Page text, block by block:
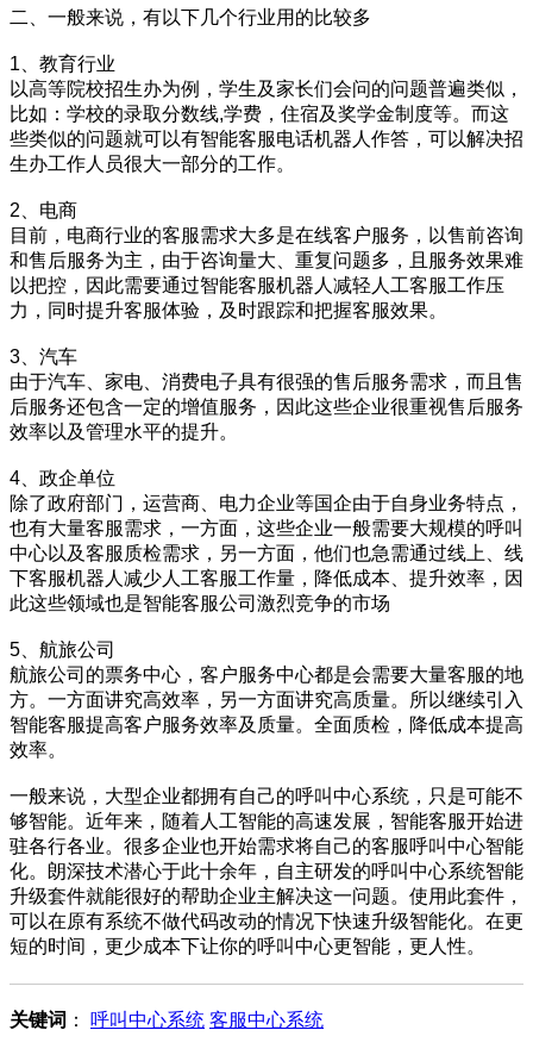
二、一般来说，有以下几个行业用的比较多
1、教育行业
以高等院校招生办为例，学生及家长们会问的问题普遍类似，
比如：学校的录取分数线,学费，住宿及奖学金制度等。而这
些类似的问题就可以有智能客服电话机器人作答，可以解决招
生办工作人员很大一部分的工作。
2、电商
目前，电商行业的客服需求大多是在线客户服务，以售前咨询
和售后服务为主，由于咨询量大、重复问题多，且服务效果难
以把控，因此需要通过智能客服机器人减轻人工客服工作压
力，同时提升客服体验，及时跟踪和把握客服效果。
3、汽车
由于汽车、家电、消费电子具有很强的售后服务需求，而且售
后服务还包含一定的增值服务，因此这些企业很重视售后服务
效率以及管理水平的提升。
4、政企单位
除了政府部门，运营商、电力企业等国企由于自身业务特点，
也有大量客服需求，一方面，这些企业一般需要大规模的呼叫
中心以及客服质检需求，另一方面，他们也急需通过线上、线
下客服机器人减少人工客服工作量，降低成本、提升效率，因
此这些领域也是智能客服公司激烈竞争的市场
5、航旅公司
航旅公司的票务中心，客户服务中心都是会需要大量客服的地
方。一方面讲究高效率，另一方面讲究高质量。所以继续引入
智能客服提高客户服务效率及质量。全面质检，降低成本提高
效率。
一般来说，大型企业都拥有自己的呼叫中心系统，只是可能不
够智能。近年来，随着人工智能的高速发展，智能客服开始进
驻各行各业。很多企业也开始需求将自己的客服呼叫中心智能
化。朗深技术潜心于此十余年，自主研发的呼叫中心系统智能
升级套件就能很好的帮助企业主解决这一问题。使用此套件，
可以在原有系统不做代码改动的情况下快速升级智能化。在更
短的时间，更少成本下让你的呼叫中心更智能，更人性。
关键词 ： 呼叫中心系统 客服中心系统